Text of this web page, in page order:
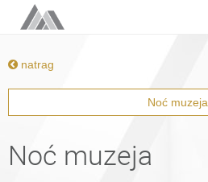
natrag
Noć muzeja
Noć muzeja